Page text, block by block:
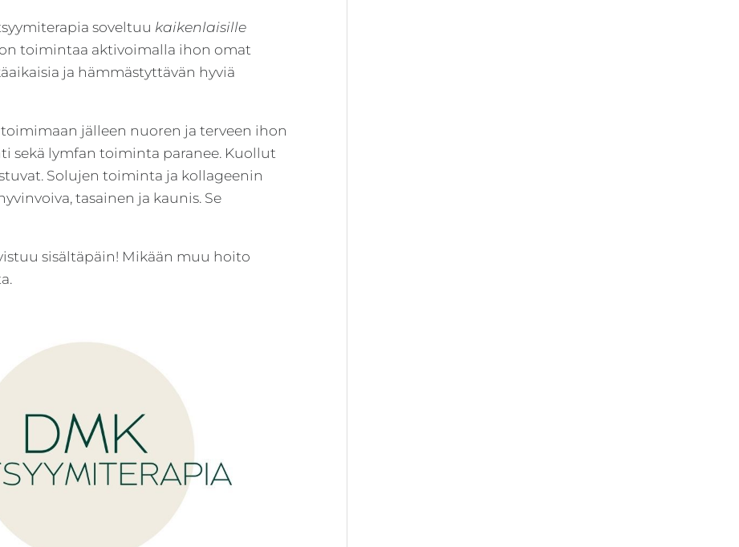
soveltuu kaikenlaisille
toimintaa aktivoimalla ihon omat
ja hämmästyttävän hyviä
jälleen nuoren ja terveen ihon
sekä lymfan toiminta paranee. Kuollut
Solujen toiminta ja kollageenin
tasainen ja kaunis. Se
sisältäpäin! Mikään muu hoito